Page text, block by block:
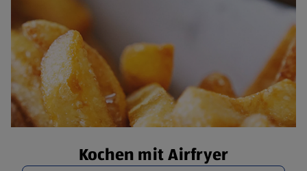
Kochen mit Airfryer